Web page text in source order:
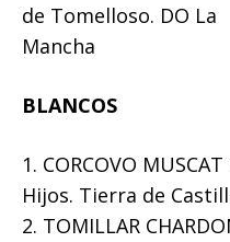
de Tomelloso. DO La
Mancha
BLANCOS
1. CORCOVO
Hijos. Tierra de
2. TOMILLAR